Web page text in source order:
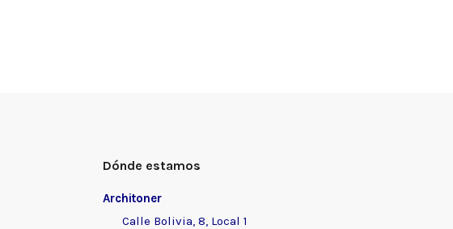
Dónde estamos
Architoner
Calle Bolivia, 8, Local 1